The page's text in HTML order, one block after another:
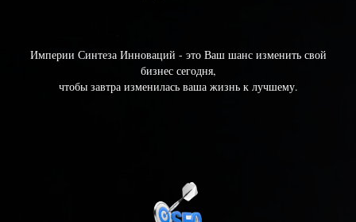
Империи Синтеза Инноваций - это Ваш шанс изменить свой
бизнес сегодня,
чтобы завтра изменилась ваша жизнь к лучшему.